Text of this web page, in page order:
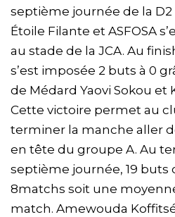
septième journée de la
Étoile Filante et ASFOSA
au stade de la JCA. Au
s’est imposée 2 buts à 0
de Médard Yaovi Sokou et
Cette victoire permet au
terminer la manche aller
en tête du groupe A. Au
septième journée, 19 buts
8matchs soit une
match. Amewouda